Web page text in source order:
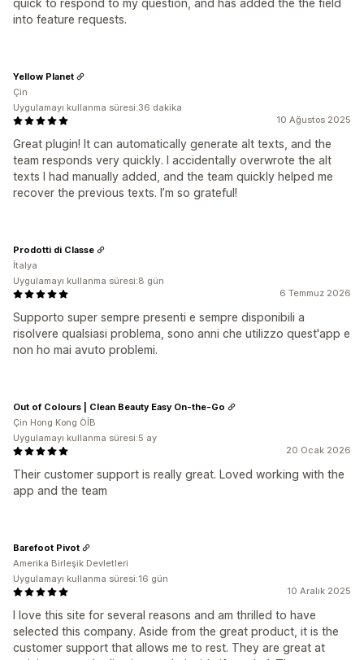
quick to respond to my question, and has added the the field
into feature requests.
10 Ağustos 2025
Great plugin! It can automatically generate alt texts, and the
team responds very quickly. I accidentally overwrote the alt
texts I had manually added, and the team quickly helped me
recover the previous texts. I’m so grateful!
Yellow Planet
Çin
Uygulamayı kullanma süresi:36 dakika
6 Temmuz 2026
Supporto super sempre presenti e sempre disponibili a
risolvere qualsiasi problema, sono anni che utilizzo quest'app e
non ho mai avuto problemi.
Prodotti di Classe
İtalya
Uygulamayı kullanma süresi:8 gün
20 Ocak 2026
Their customer support is really great. Loved working with the
app and the team
Out of Colours | Clean Beauty Easy On-the-Go
Çin Hong Kong ÖİB
Uygulamayı kullanma süresi:5 ay
10 Aralık 2025
I love this site for several reasons and am thrilled to have
selected this company. Aside from the great product, it is the
customer support that allows me to rest. They are great at
Barefoot Pivot
Amerika Birleşik Devletleri
Uygulamayı kullanma süresi:16 gün